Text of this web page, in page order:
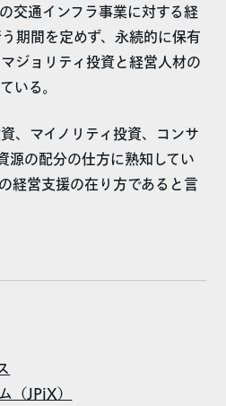
交通インフラ事業に対する経
期間を定めず、永続的に保有
ジョリティ投資と経営人材の
いる。
、マイノリティ投資、コンサ
源の配分の仕方に熟知してい
経営支援の在り方であると言
（JPiX）